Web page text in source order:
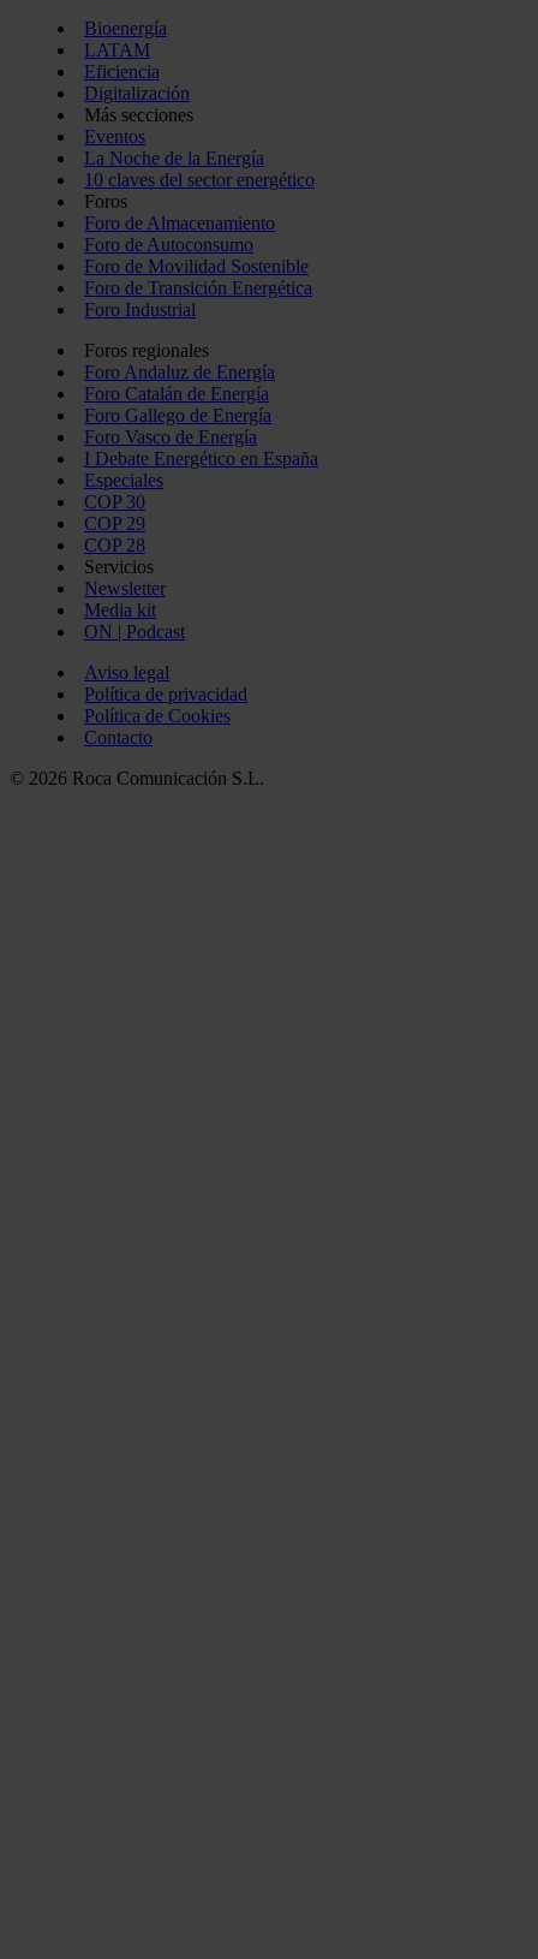
Bioenergía
LATAM
Eficiencia
Digitalización
Más secciones
Eventos
La Noche de la Energía
10 claves del sector energético
Foros
Foro de Almacenamiento
Foro de Autoconsumo
Foro de Movilidad Sostenible
Foro de Transición Energética
Foro Industrial
Foros regionales
Foro Andaluz de Energía
Foro Catalán de Energía
Foro Gallego de Energía
Foro Vasco de Energía
I Debate Energético en España
Especiales
COP 30
COP 29
COP 28
Servicios
Newsletter
Media kit
ON | Podcast
Aviso legal
Política de privacidad
Política de Cookies
Contacto
© 2026 Roca Comunicación S.L.